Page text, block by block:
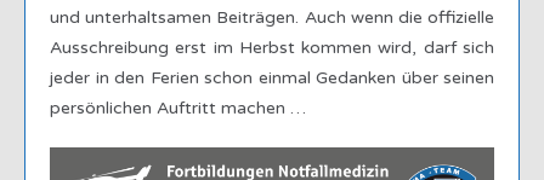
und unterhaltsamen Beiträgen. Auch wenn die offizielle
Ausschreibung erst im Herbst kommen wird, darf sich
jeder in den Ferien schon einmal Gedanken über seinen
persönlichen Auftritt machen …